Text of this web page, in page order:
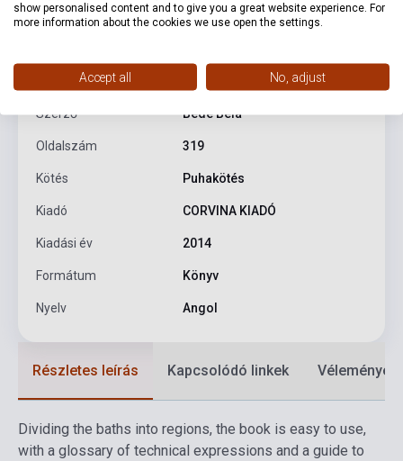
Termékjellemzők
9789631362060
Szerző Bede Béla
Oldalszám 319
Kötés Puhakötés
Kiadó CORVINA KIADÓ
Kiadási év 2014
Formátum Könyv
Nyelv Angol
Részletes leírás Kapcsolódó linkek Vélemények
Dividing the baths into regions, the book is easy to use,
with a glossary of technical expressions and a guide to
show personalised content and to give you a great website experience. For
more information about the cookies we use open the settings.
Accept all No, adjust